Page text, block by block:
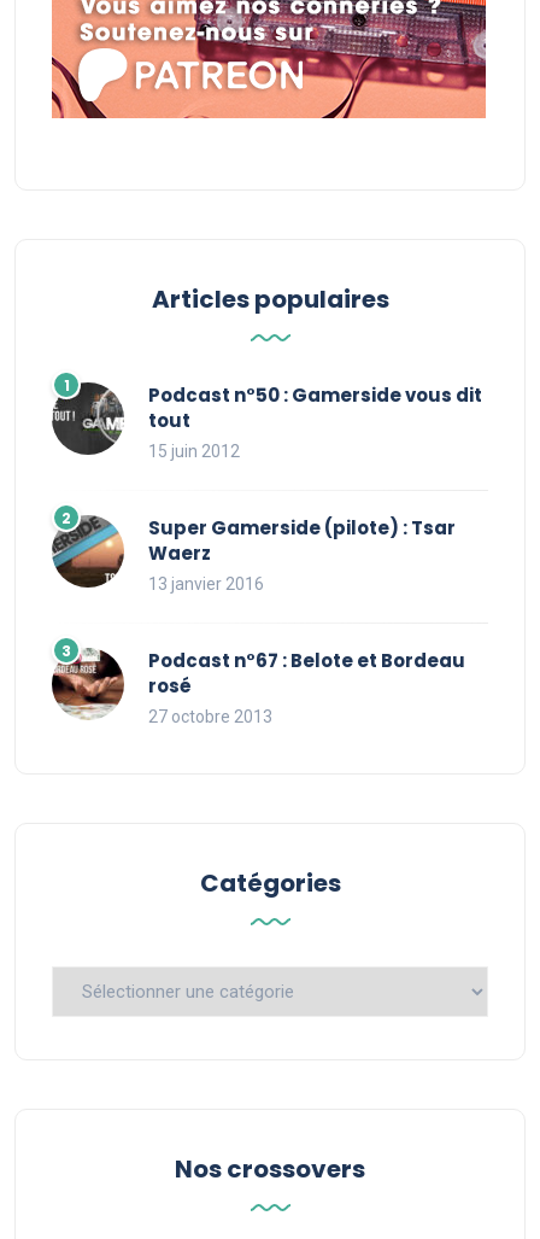
Articles populaires
Podcast n°50 : Gamerside vous dit
tout
15 juin 2012
Super Gamerside (pilote) : Tsar
Waerz
13 janvier 2016
Podcast n°67 : Belote et Bordeau
rosé
27 octobre 2013
Catégories
Catégories
Nos crossovers